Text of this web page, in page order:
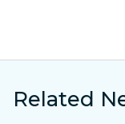
Related